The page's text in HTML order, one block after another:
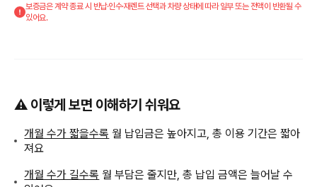
보증금은 계약 종료 시 반납·인수·재렌트 선택과 차량 상태에 따라 일부 또는 전액이 반환될 수
있어요.
⚠️ 이렇게 보면 이해하기 쉬워요
개월 수가 짧을수록 월 납입금은 높아지고, 총 이용 기간은 짧아
져요
개월 수가 길수록 월 부담은 줄지만, 총 납입 금액은 늘어날 수